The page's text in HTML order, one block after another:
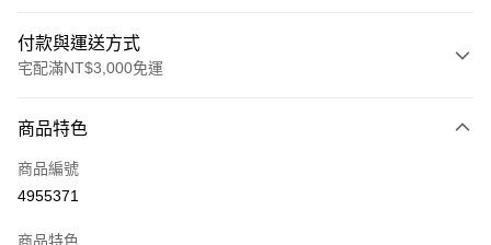
付款與運送方式
宅配滿NT$3,000免運
信用卡一次付款
Apple Pay
商品特色
商品編號
4955371
商品特色